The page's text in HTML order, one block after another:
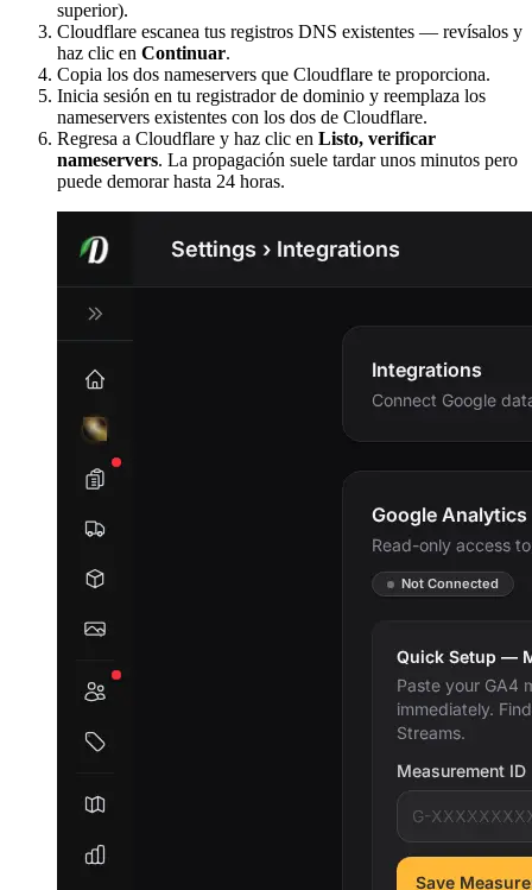
superior).
Cloudflare escanea tus registros DNS existentes — revísalos y
haz clic en Continuar.
Copia los dos nameservers que Cloudflare te proporciona.
Inicia sesión en tu registrador de dominio y reemplaza los
nameservers existentes con los dos de Cloudflare.
Regresa a Cloudflare y haz clic en Listo, verificar
nameservers. La propagación suele tardar unos minutos pero
puede demorar hasta 24 horas.